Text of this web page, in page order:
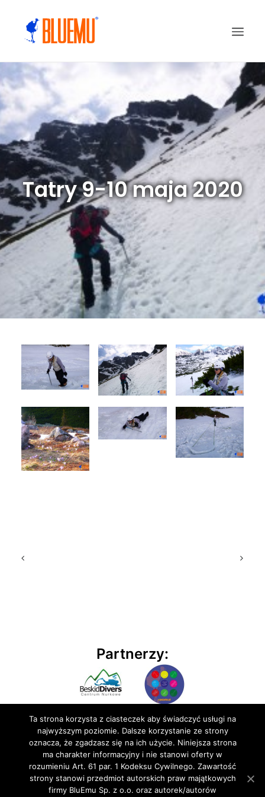
Tatry 9-10 maja 2020
Partnerzy:
© 2020 BluEmu sp. z o.o. Wszelkie prawa zastrzeżone
Ta strona korzysta z ciasteczek aby świadczyć usługi na
najwyższym poziomie. Dalsze korzystanie ze strony
oznacza, że zgadzasz się na ich użycie. Niniejsza strona
ma charakter informacyjny i nie stanowi oferty w
rozumieniu Art. 61 par. 1 Kodeksu Cywilnego. Zawartość
strony stanowi przedmiot autorskich praw majątkowych
firmy BluEmu Sp. z o.o. oraz autorek/autorów